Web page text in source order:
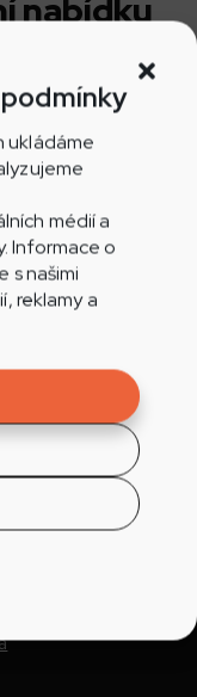
ukládáme
médií a
Informace o
s našimi
reklamy a
nabídku